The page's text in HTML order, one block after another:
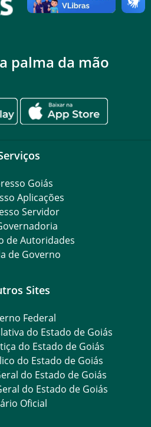
palma da mão
Goiás
Aplicações
Servidor
de Autoridades
de Governo
Sites
Federal
do Estado de Goiás
do Estado de Goiás
do Estado de Goiás
do Estado de Goiás
do Estado de Goiás
Oficial